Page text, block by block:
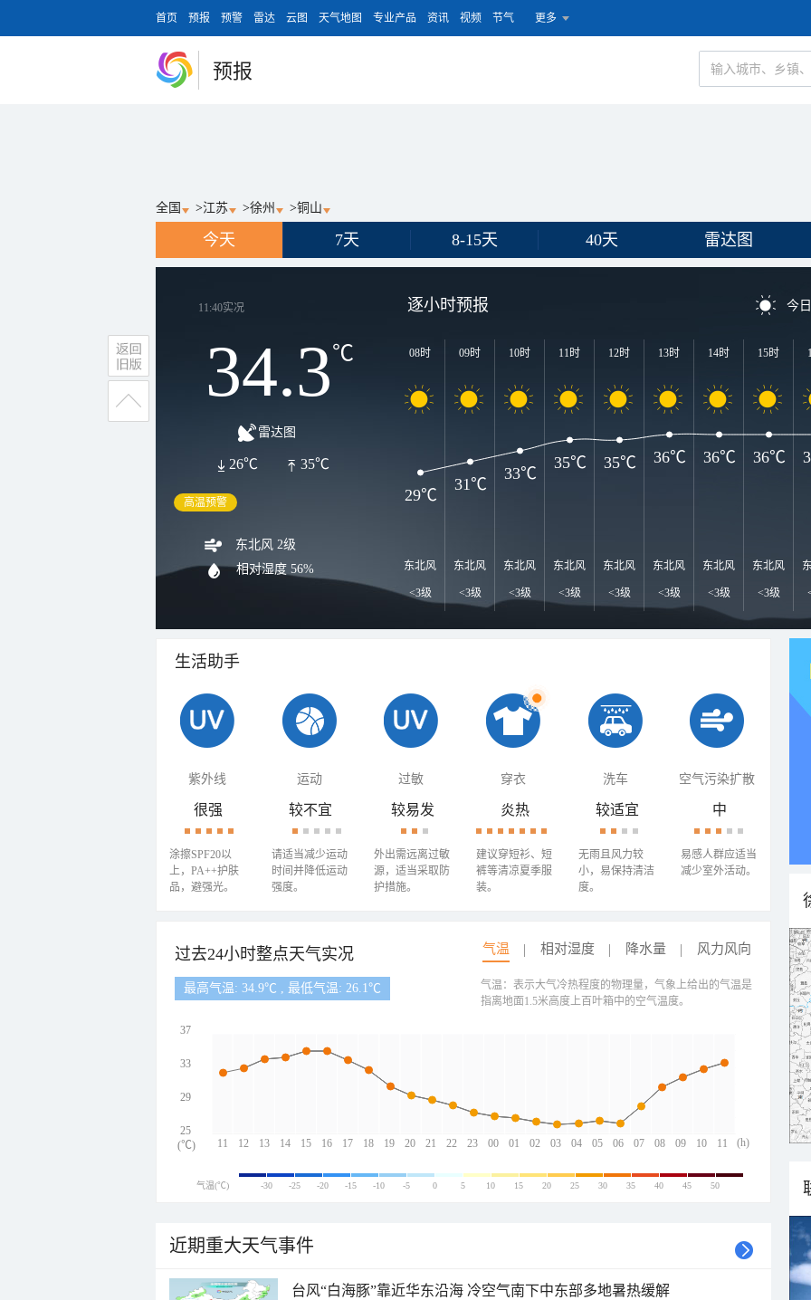
首页 预报 预警 雷达 云图 天气地图 专业产品 资讯 视频 节气 更多
预报
全国 >江苏 >徐州 >铜山
今天 7天 8-15天 40天 雷达图
11:40实况
34.3℃
雷达图
35℃
26℃
高温预警
东北风 2级
相对湿度 56%
逐小时预报 今
08时
东北风
<3级
09时
东北风
<3级
10时
东北风
<3级
11时
东北风
<3级
12时
东北风
<3级
13时
东北风
<3级
14时
东北风
<3级
15时
东北风
<3级
29℃
31℃
33℃
35℃ 35℃ 36℃ 36℃ 36℃
生活助手
紫外线 运动 过敏 穿衣 洗车 空气污染扩散
很强
涂擦SPF20以
上，PA++护肤
品，避强光。
较不宜
请适当减少运动
时间并降低运动
强度。
较易发
外出需远离过敏
源，适当采取防
护措施。
炎热
建议穿短衫、短
裤等清凉夏季服
装。
较适宜
无雨且风力较
小，易保持清洁
度。
中
易感人群应适当
减少室外活动。
过去24小时整点天气实况 气温 相对湿度 降水量 风力风向
最高气温: 34.9℃ , 最低气温: 26.1℃
11 12 13 14 15 16 17 18 19 20 21 22 23 00 01 02 03 04 05 06 07 08 09 10 11
37
33
29
25
(h)
(℃)
气温：表示大气冷热程度的物理量，气象上给出的气温是
指离地面1.5米高度上百叶箱中的空气温度。
气温(℃) -30 -25 -20 -15 -10 -5 0 5 10 15 20 25 30 35 40 45 50
近期重大天气事件
台风“白海豚”靠近华东沿海 冷空气南下中东部多地暑热缓解